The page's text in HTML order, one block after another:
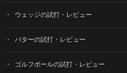
ウェッジの試打・レビュー
パターの試打・レビュー
ゴルフボールの試打・レビュー